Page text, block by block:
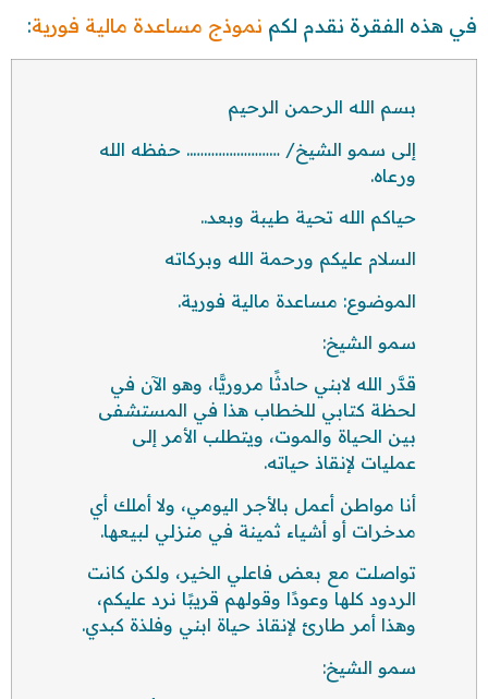
في هذه الفقرة نقدم لكم نموذج مساعدة مالية فورية:
بسم الله الرحمن الرحيم
إلى سمو الشيخ/ …………………….. حفظه الله
ورعاه.
حياكم الله تحية طيبة وبعد..
السلام عليكم ورحمة الله وبركاته
الموضوع: مساعدة مالية فورية.
سمو الشيخ:
قدَّر الله لابني حادثًا مروريًّا، وهو الآن في
لحظة كتابي للخطاب هذا في المستشفى
بين الحياة والموت، ويتطلب الأمر إلى
عمليات لإنقاذ حياته.
أنا مواطن أعمل بالأجر اليومي، ولا أملك أي
مدخرات أو أشياء ثمينة في منزلي لبيعها.
تواصلت مع بعض فاعلي الخير، ولكن كانت
الردود كلها وعودًا وقولهم قريبًا نرد عليكم،
وهذا أمر طارئ لإنقاذ حياة ابني وفلذة كبدي.
سمو الشيخ: